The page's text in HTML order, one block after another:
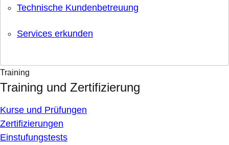
Technische Kundenbetreuung
Services erkunden
Training
Training und Zertifizierung
Kurse und Prüfungen
Zertifizierungen
Einstufungstests